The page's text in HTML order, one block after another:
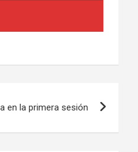
en la primera sesión